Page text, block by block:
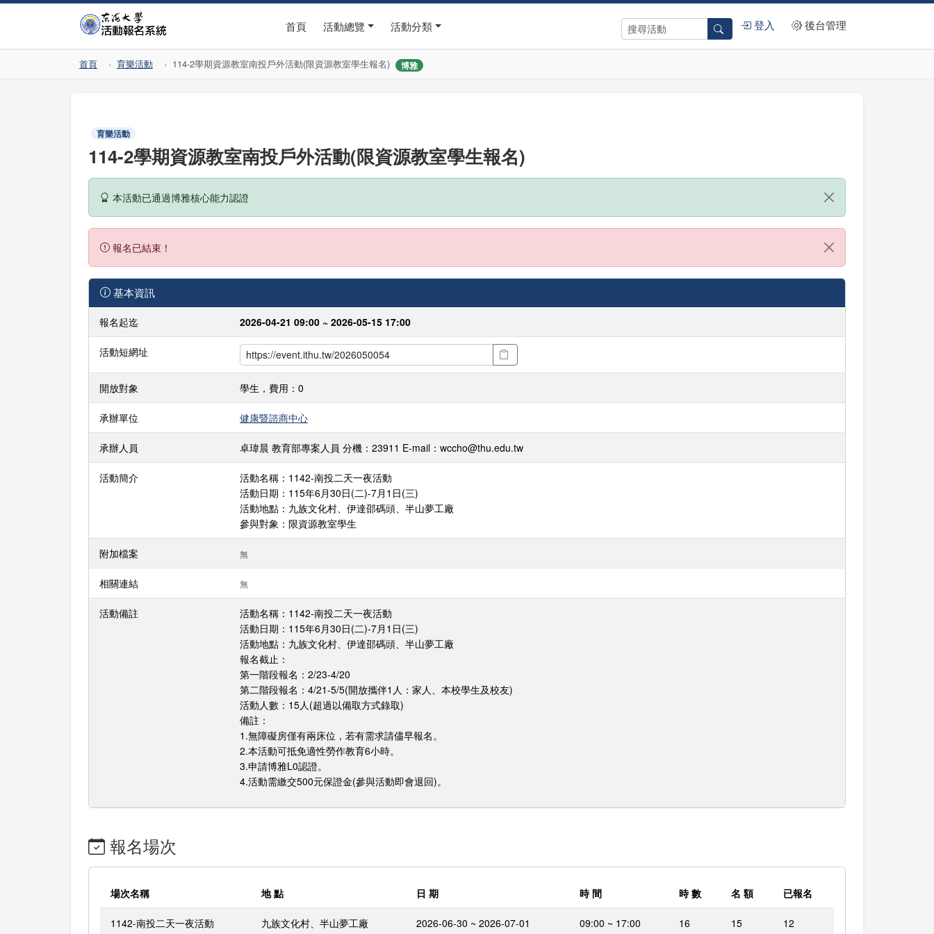
首頁 活動總覽 活動分類 登入 後台管理
首頁 育樂活動 114-2學期資源教室南投戶外活動(限資源教室學生報名) 博雅
育樂活動
114-2學期資源教室南投戶外活動(限資源教室學生報名)
本活動已通過博雅核心能力認證
報名已結束！
基本資訊
報名起迄 2026-04-21 09:00 ~ 2026-05-15 17:00
活動短網址
開放對象 學生，費用：0
承辦單位 健康暨諮商中心
承辦人員 卓瑋晨 教育部專案人員 分機：23911 E-mail：wccho@thu.edu.tw
活動簡介
活動名稱：1142-南投二天一夜活動
活動日期：115年6月30日(二)-7月1日(三)
活動地點：九族文化村、伊達邵碼頭、半山夢工廠
參與對象：限資源教室學生
附加檔案 無
相關連結 無
活動備註
活動名稱：1142-南投二天一夜活動
活動日期：115年6月30日(二)-7月1日(三)
活動地點：九族文化村、伊達邵碼頭、半山夢工廠
報名截止：
第一階段報名：2/23-4/20
第二階段報名：4/21-5/5(開放攜伴1人：家人、本校學生及校友)
活動人數：15人(超過以備取方式錄取)
備註：
1.無障礙房僅有兩床位，若有需求請儘早報名。
2.本活動可抵免適性勞作教育6小時。
3.申請博雅L0認證。
4.活動需繳交500元保證金(參與活動即會退回)。
報名場次
場次名稱 地 點 日 期 時 間 時 數 名 額 已報名
1142-南投二天一夜活動
九族文化村、半山夢工廠 2026-06-30 ~ 2026-07-01 09:00 ~ 17:00 16 15 12